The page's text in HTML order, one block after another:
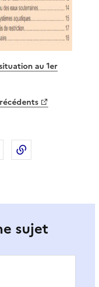
au 1er
sur LinkedIn
Partager par email
sujet